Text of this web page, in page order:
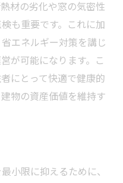
材の劣化や窓の気密性
も重要です。これに加
エネルギー対策を講じ
が可能になります。こ
にとって快適で健康的
物の資産価値を維持す
小限に抑えるために、